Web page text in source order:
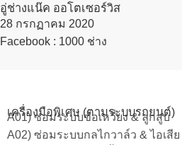
อู่ช่างแน๊ค ออโตเซอร์วิส
28 กรกฏาคม 2020​
Facebook : 1000 ช่าง
เครื่องมือพิเศษ (ตามระบบรถยนต์)
A01) ซ่อมระบบข้อเหวี่ยง & ลูกสูบ
A02) ซ่อมระบบกลไกวาล์ว & ไอเสีย